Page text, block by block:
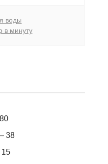
воды
в минуту
38